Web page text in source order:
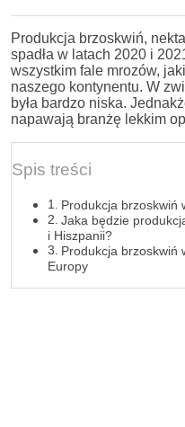
Produkcja brzoskwiń,
spadła w latach 2020 i
wszystkim fale mrozów,
naszego kontynentu. W
była bardzo niska.
napawają branżę lekkim
Spis treści
Produkcja brzoskwiń
Jaka będzie
i Hiszpanii?
Produkcja brzoskwiń
Europy